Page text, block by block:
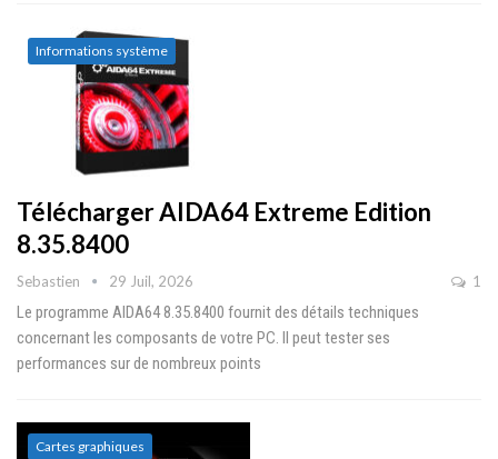
Informations système
Télécharger AIDA64 Extreme Edition
8.35.8400
Sebastien 29 Juil, 2026 1
Le programme AIDA64 8.35.8400 fournit des détails techniques
concernant les composants de votre PC. Il peut tester ses
performances sur de nombreux points
Cartes graphiques